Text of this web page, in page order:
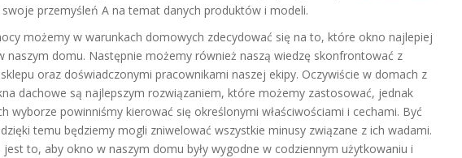
przemyśleń A na temat danych produktów i modeli.
możemy w warunkach domowych zdecydować się na to, które okno najlepiej
naszym domu. Następnie możemy również naszą wiedzę skonfrontować z
oraz doświadczonymi pracownikami naszej ekipy. Oczywiście w domach z
dachowe są najlepszym rozwiązaniem, które możemy zastosować, jednak
wyborze powinniśmy kierować się określonymi właściwościami i cechami. Być
temu będziemy mogli zniwelować wszystkie minusy związane z ich wadami.
jest to, aby okno w naszym domu były wygodne w codziennym użytkowaniu i